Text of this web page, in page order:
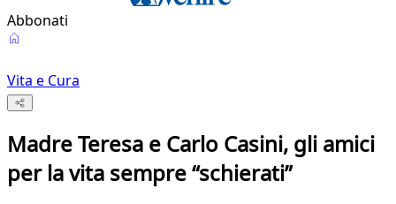
Abbonati
Vita e Cura
Madre Teresa e Carlo Casini, gli amici
per la vita sempre “schierati”